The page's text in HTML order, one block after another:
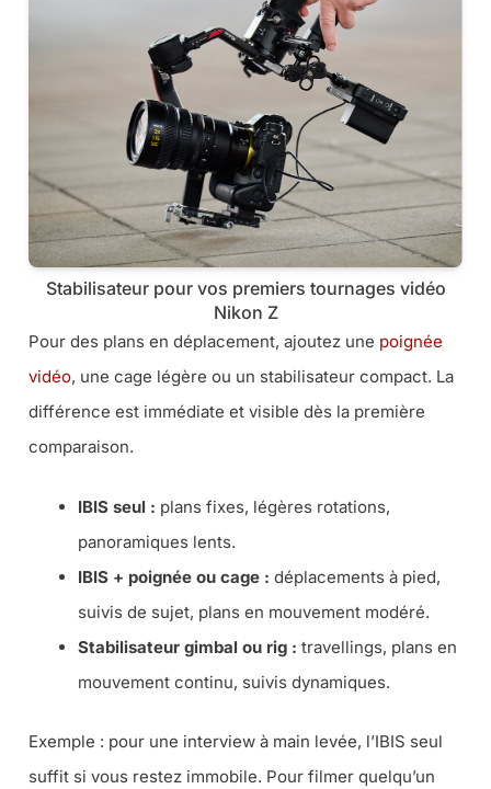
Stabilisateur pour vos premiers tournages vidéo
Nikon Z
Pour des plans en déplacement, ajoutez une poignée
vidéo, une cage légère ou un stabilisateur compact. La
différence est immédiate et visible dès la première
comparaison.
IBIS seul : plans fixes, légères rotations,
panoramiques lents.
IBIS + poignée ou cage : déplacements à pied,
suivis de sujet, plans en mouvement modéré.
Stabilisateur gimbal ou rig : travellings, plans en
mouvement continu, suivis dynamiques.
Exemple : pour une interview à main levée, l’IBIS seul
suffit si vous restez immobile. Pour filmer quelqu’un